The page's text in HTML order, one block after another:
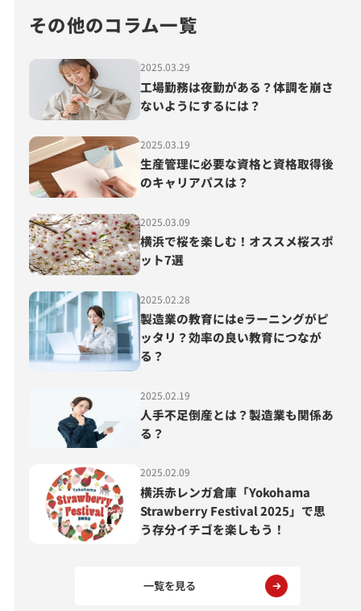
その他のコラム一覧
2025.03.29
工場勤務は夜勤がある？体調を崩さ
ないようにするには？
2025.03.19
生産管理に必要な資格と資格取得後
のキャリアパスは？
2025.03.09
横浜で桜を楽しむ！オススメ桜スポ
ット7選
2025.02.28
製造業の教育にはeラーニングがピ
ッタリ？効率の良い教育につなが
る？
2025.02.19
人手不足倒産とは？製造業も関係あ
る？
2025.02.09
横浜赤レンガ倉庫「Yokohama
Strawberry Festival 2025」で思
う存分イチゴを楽しもう！
一覧を見る